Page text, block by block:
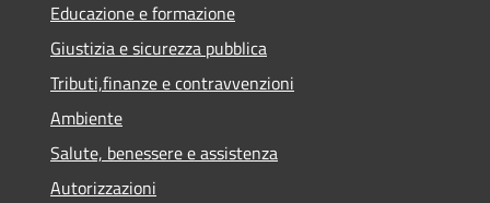
Educazione e formazione
Giustizia e sicurezza pubblica
Tributi,finanze e contravvenzioni
Ambiente
Salute, benessere e assistenza
Autorizzazioni